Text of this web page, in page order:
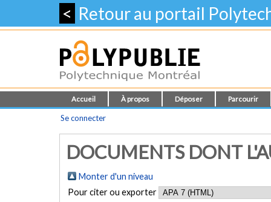
< Retour au portail
Accueil À propos Déposer Parcourir
Se connecter
DOCUMENTS DONT
Monter d'un niveau
Pour citer ou exporter